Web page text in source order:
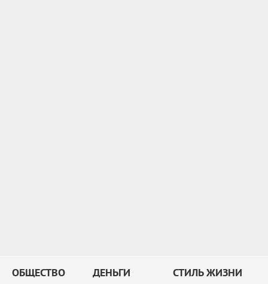
ОБЩЕСТВО ДЕНЬГИ СТИЛЬ ЖИЗНИ